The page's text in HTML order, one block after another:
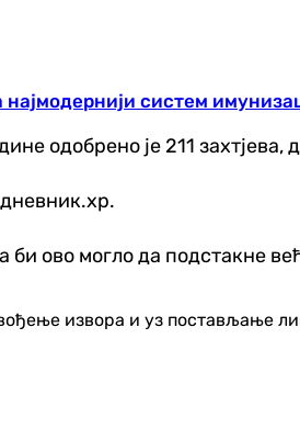
систем
одобрено је 211
ово могло да подстакне
извора и уз постављање